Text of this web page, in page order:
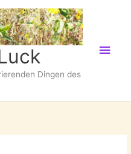
Dingen des